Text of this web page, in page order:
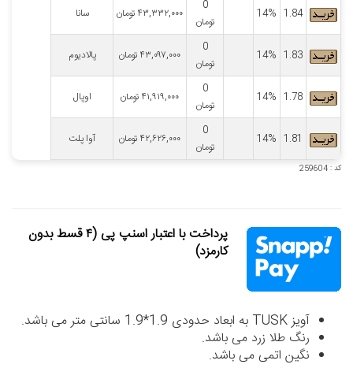
1.84
14%
0
تومان
۴۳,۳۳۲,۰۰۰ تومان سانا
1.83
14%
0
تومان
۴۳,۰۹۷,۰۰۰ تومان پالادیوم
1.78
14%
0
تومان
۴۱,۹۱۹,۰۰۰ تومان اوپال
1.81
14%
0
تومان
۴۲,۶۲۶,۰۰۰ تومان آوا پلت
کد : 259604
پرداخت با اعتبار اسنپ پی (۴ قسط بدون
کارمزد)
آویز TUSK به ابعاد حدودی 1.9*1.9 سانتی متر می باشد.
رنگ طلا زرد می باشد.
نگین اتمی می باشد.